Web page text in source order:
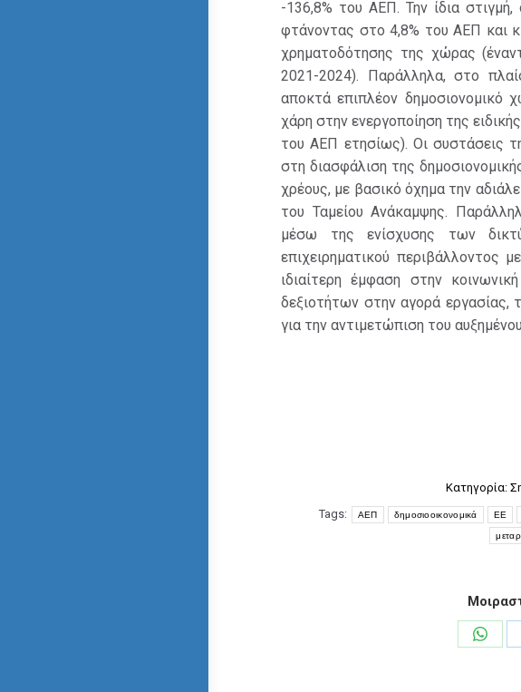
-136,8% του ΑΕΠ. Την ίδια στιγμή,
φτάνοντας στο 4,8% του ΑΕΠ και
χρηματοδότησης της χώρας
2021-2024). Παράλληλα, στο
αποκτά επιπλέον
χάρη στην ενεργοποίηση της
του ΑΕΠ ετησίως). Οι συστάσεις
στη διασφάλιση της
χρέους, με βασικό όχημα την
του Ταμείου Ανάκαμψης.
μέσω της ενίσχυσης των
επιχειρηματικού περιβάλλοντος
ιδιαίτερη έμφαση στην
δεξιοτήτων στην αγορά
για την αντιμετώπιση του
Κατηγορία:
Tags:
ΑΕΠ δημοσιοοικονομικά ΕΕ
Share